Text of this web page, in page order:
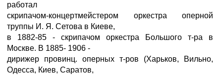
работал
скрипачом-концертмейстером оркестра оперной
труппы И. Я. Сетова в Киеве,
в 1882-85 - скрипачом оркестра Большого т-ра в
Москве. В 1885- 1906 -
дирижер провинц. оперных т-ров (Харьков, Вильно,
Одесса, Киев, Саратов,